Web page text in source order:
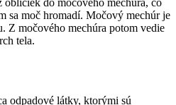
obličiek do močového mechúra, čo
sa moč hromadí. Močový mechúr je
Z močového mechúra potom vedie
tela.
odpadové látky, ktorými sú